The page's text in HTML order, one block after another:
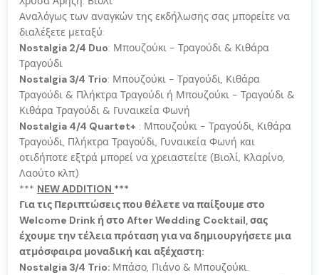
Αναλόγως των αναγκών της εκδήλωσης σας μπορείτε να
διαλέξετε μεταξύ:
Nostalgia 2/4 Duo: Μπουζούκι - Τραγούδι & Κιθάρα
Τραγούδι
Nostalgia 3/4 Trio: Μπουζούκι - Τραγούδι, Κιθάρα
Τραγούδι & Πλήκτρα Τραγούδι ή Μπουζούκι - Τραγούδι &
Κιθάρα Τραγούδι & Γυναικεία Φωνή
Nostalgia 4/4 Quartet+ : Μπουζούκι - Τραγούδι, Κιθάρα
Τραγούδι, Πλήκτρα Τραγούδι, Γυναικεία Φωνή και
οτιδήποτε εξτρά μπορεί να χρειαστείτε (Βιολί, Κλαρίνο,
Λαούτο κλπ)
*** NEW ΑDDITION ***
Για τις Περιπτώσεις που θέλετε να παίξουμε στο
Welcome Drink ή στο After Wedding Cocktail, σας
έχουμε την τέλεια πρόταση για να δημιουργήσετε μια
ατμόσφαιρα μοναδική και αξέχαστη:
Nostalgia 3/4 Trio: Μπάσο, Πιάνο & Μπουζούκι.